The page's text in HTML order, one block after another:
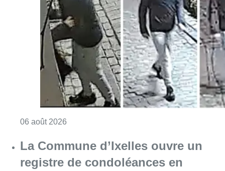
06 août 2026
La Commune d’Ixelles ouvre un
registre de condoléances en